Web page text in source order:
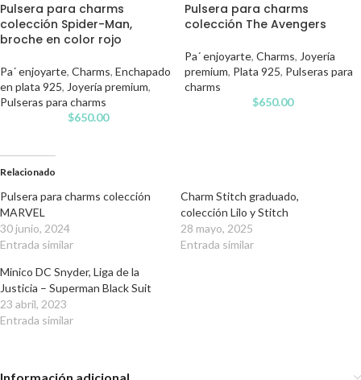
Pulsera para charms
colección Spider-Man,
broche en color rojo
Pa´ enjoyarte, Charms, Enchapado
en plata 925, Joyería premium,
Pulseras para charms
$650.00
Pulsera para charms
colección The Avengers
Pa´ enjoyarte, Charms, Joyería
premium, Plata 925, Pulseras para
charms
$650.00
Relacionado
Pulsera para charms colección
MARVEL
30 junio, 2024
Entrada similar
Charm Stitch graduado,
colección Lilo y Stitch
28 mayo, 2025
Entrada similar
Minico DC Snyder, Liga de la
Justicia – Superman Black Suit
23 abril, 2023
Entrada similar